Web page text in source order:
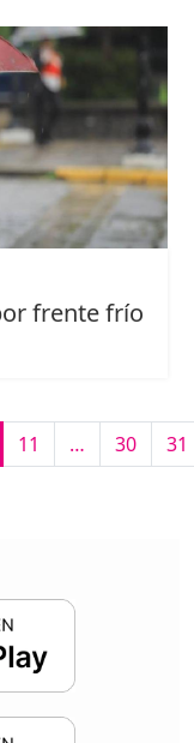
frente frío
11 … 30 31